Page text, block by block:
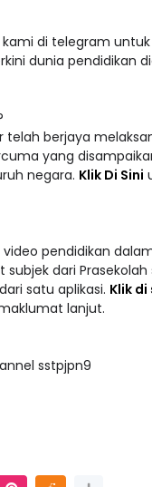
kami di telegram
dunia pendidikan
telah berjaya
yang
negara. Klik Di Sini
video pendidikan
dari Prasekolah
satu aplikasi. Klik di
lanjut.
sstpjpn9